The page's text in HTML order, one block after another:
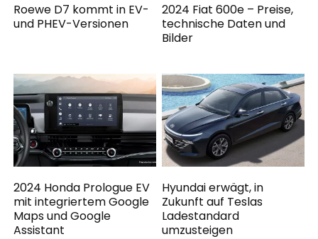
Roewe D7 kommt in EV-
und PHEV-Versionen
2024 Fiat 600e – Preise,
technische Daten und
Bilder
2024 Honda Prologue EV
mit integriertem Google
Maps und Google
Assistant
Hyundai erwägt, in
Zukunft auf Teslas
Ladestandard
umzusteigen